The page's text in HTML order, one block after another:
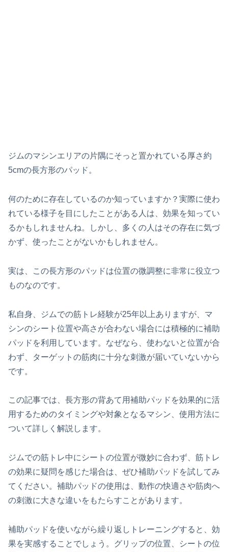
ジムのマシンエリアの片隅にそっと置かれている厚さ約
5cmの長方形のパッド。
何のために存在しているのか知っていますか？実際に使わ
れている様子を目にしたことがある人は、効果を知ってい
るかもしれませんね。しかし、多くの人はその存在に気づ
かず、使ったことがないかもしれません。
実は、この長方形のパッドは位置の微調整に非常に役立つ
ものなのです。
私自身、ジムでの筋トレ経験が25年以上ありますが、マ
シンのシート位置や高さが合わない場合には積極的に補助
パッドを利用しています。なぜなら、使わないと位置が合
わず、ターゲットの筋肉に十分な刺激が届いていないから
です。
この記事では、長方形の背あて用補助パッドを効果的に活
用するためのタイミングや対象となるマシン、使用方法に
ついて詳しく解説します。
ジムでの筋トレ中にシートの位置が微妙に合わず、筋トレ
の効果に疑問を感じた場合は、ぜひ補助パッドを試してみ
てください。補助パッドの使用は、動作の快適さや筋肉へ
の刺激に大きな違いをもたらすことがあります。
補助パッドを使いながら繰り返しトレーニングすると、効
果を実感することでしょう。グリップの位置、シートの位